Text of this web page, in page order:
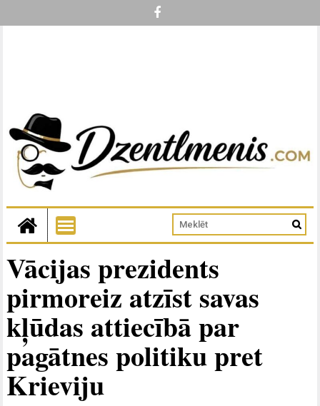
Vācijas prezidents
pirmoreiz atzīst savas
kļūdas attiecībā par
pagātnes politiku pret
Krieviju